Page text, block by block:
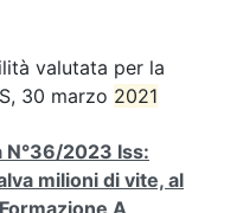
valutata per la
30 marzo 2021
N°36/2023 Iss:
milioni di vite, al
A